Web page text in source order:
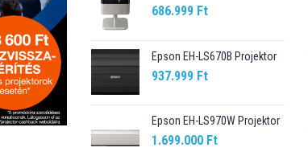
686.999 Ft
Epson EH-LS670B Projektor
937.999 Ft
Epson EH-LS970W Projektor
1.699.000 Ft